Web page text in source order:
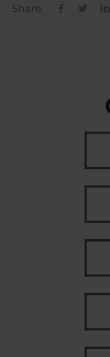
Share